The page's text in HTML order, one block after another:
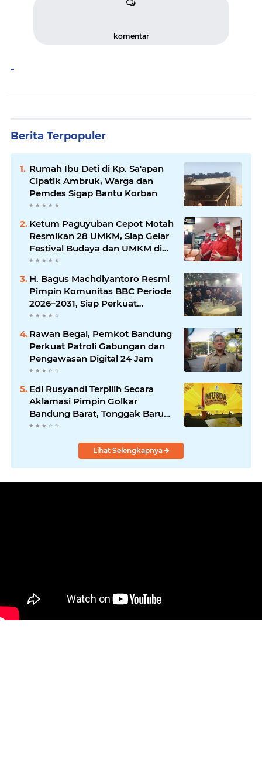
komentar
-
Berita Terpopuler
Rumah Ibu Deti di Kp. Sa'apan
Cipatik Ambruk, Warga dan
Pemdes Sigap Bantu Korban
Ketum Paguyuban Cepot Motah
Resmikan 28 UMKM, Siap Gelar
Festival Budaya dan UMKM di
Jalan Braga
H. Bagus Machdiyantoro Resmi
Pimpin Komunitas BBC Periode
2026–2031, Siap Perkuat
Solidaritas dan Hadirkan
Program Nyata untuk
Masyarakat
Rawan Begal, Pemkot Bandung
Perkuat Patroli Gabungan dan
Pengawasan Digital 24 Jam
Edi Rusyandi Terpilih Secara
Aklamasi Pimpin Golkar
Bandung Barat, Tonggak Baru
Kepemimpinan Harmonis
Lihat Selengkapnya